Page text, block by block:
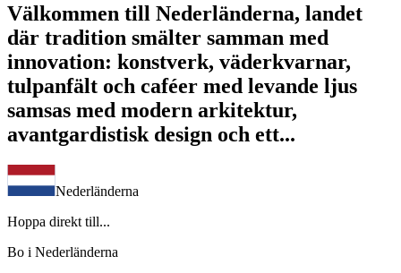
Välkommen till Nederländerna, landet
där tradition smälter samman med
innovation: konstverk, väderkvarnar,
tulpanfält och caféer med levande ljus
samsas med modern arkitektur,
avantgardistisk design och ett...
Nederländerna
Hoppa direkt till...
Bo i Nederländerna